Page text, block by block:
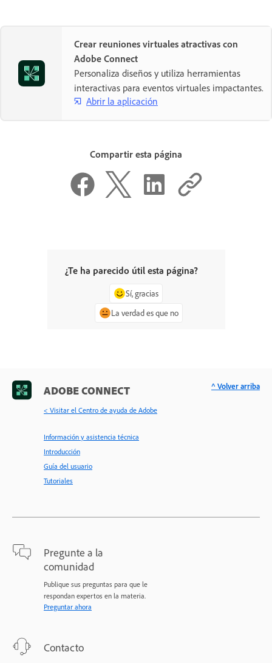
Crear reuniones virtuales atractivas con
Adobe Connect
Personaliza diseños y utiliza herramientas
interactivas para eventos virtuales impactantes.
Abrir la aplicación
Compartir esta página
¿Te ha parecido útil esta página?
Sí, gracias
La verdad es que no
ADOBE CONNECT
< Visitar el Centro de ayuda de Adobe
Información y asistencia técnica
Introducción
Guía del usuario
Tutoriales
Pregunte a la
comunidad
Publique sus preguntas para que le
respondan expertos en la materia.
Preguntar ahora
Contacto
^ Volver arriba